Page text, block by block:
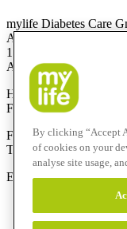
mylife Diabetes Care
Am Euro Platz 2
1120 Wien
Austria
Hotline:0800 300 304
Fax:+43 720 880 148
Für Anrufe aus dem
Technik-Hotline:+43
E-Mail:
By clicking “Accept
of cookies on your
analyse site usage,